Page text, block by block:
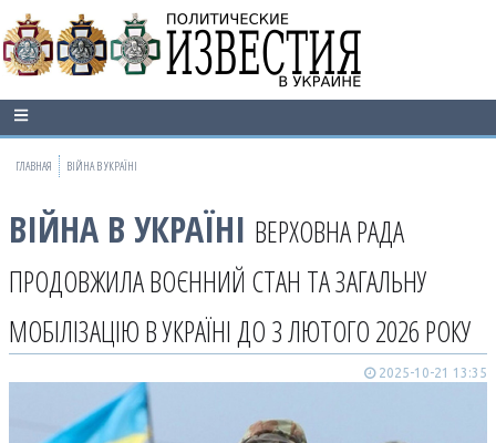
ГЛАВНАЯ ВІЙНА В УКРАЇНІ
ВІЙНА В УКРАЇНІ ВЕРХОВНА РАДА
ПРОДОВЖИЛА ВОЄННИЙ СТАН ТА ЗАГАЛЬНУ
МОБІЛІЗАЦІЮ В УКРАЇНІ ДО 3 ЛЮТОГО 2026 РОКУ
2025-10-21 13:35